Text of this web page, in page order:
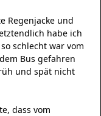
Regenjacke und
habe ich
schlecht war vom
Bus gefahren
und spät nicht
dass vom